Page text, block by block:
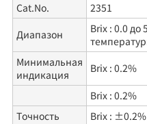
Cat.No.
2351
Диапазон
Brix : 0.0 до
Минимальная
индикация
Brix : 0.2%
Brix : 0.2%
Точность
Brix : ±0.2%